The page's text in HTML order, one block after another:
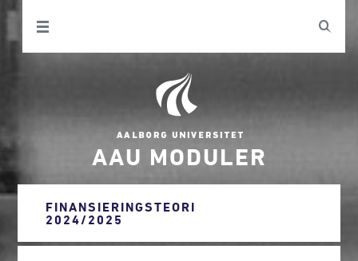
AAU MODULER
FINANSIERINGSTEORI
2024/2025